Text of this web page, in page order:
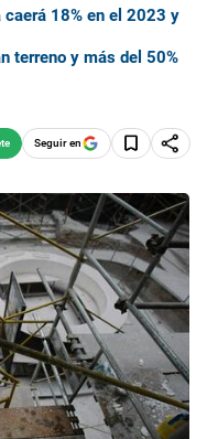
18% en el 2023 y
terreno y más del 50%
Seguir en